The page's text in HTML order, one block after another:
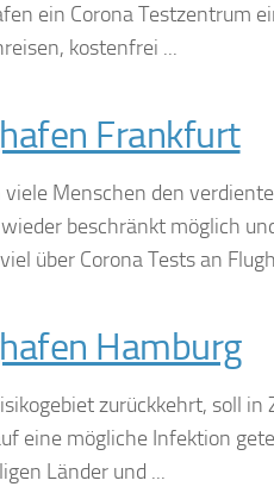
ein Corona Testzentrum
kostenfrei ...
Frankfurt
Menschen den
beschränkt möglich
über Corona Tests an
Hamburg
zurückkehrt, soll
eine mögliche Infektion
Länder und ...